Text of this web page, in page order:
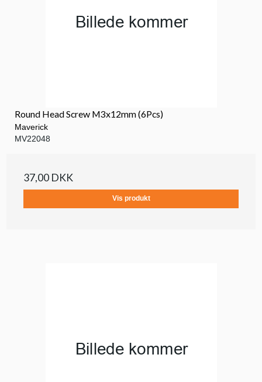
Round Head Screw M3x12mm (6Pcs)
Maverick
MV22048
37,00 DKK
Vis produkt